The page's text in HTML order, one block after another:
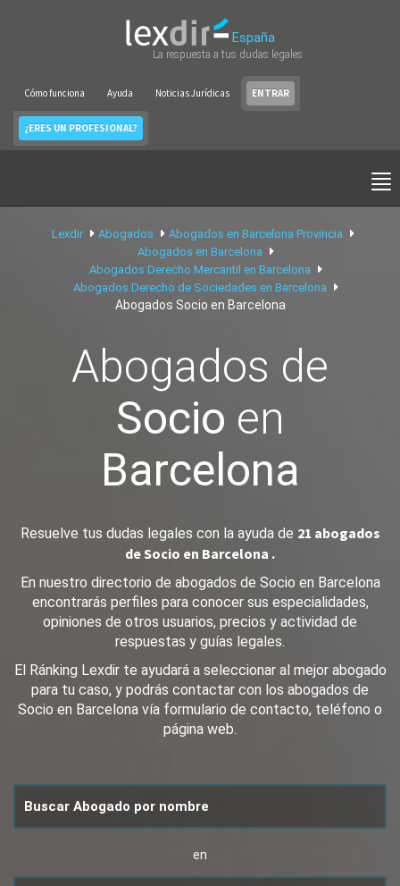
España
La respuesta a tus dudas legales
Cómo funciona Ayuda Noticias Jurídicas ENTRAR
¿ERES UN PROFESIONAL?
Lexdir Abogados
Abogados en Barcelona Provincia
Abogados en Barcelona
Abogados Derecho Mercantil en Barcelona
Abogados Derecho de Sociedades en Barcelona
Abogados Socio en Barcelona
Abogados de
Socio en
Barcelona
Resuelve tus dudas legales con la ayuda de 21 abogados
de Socio en Barcelona .
En nuestro directorio de abogados de Socio en Barcelona
encontrarás perfiles para conocer sus especialidades,
opiniones de otros usuarios, precios y actividad de
respuestas y guías legales.
El Ránking Lexdir te ayudará a seleccionar al mejor abogado
para tu caso, y podrás contactar con los abogados de
Socio en Barcelona vía formulario de contacto, teléfono o
página web.
en